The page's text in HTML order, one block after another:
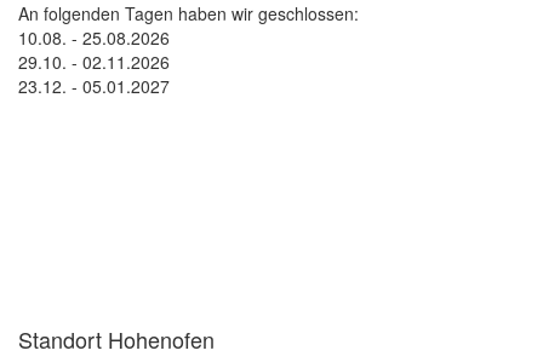
An folgenden Tagen haben wir geschlossen:
10.08. - 25.08.2026
29.10. - 02.11.2026
23.12. - 05.01.2027
Standort Hohenofen